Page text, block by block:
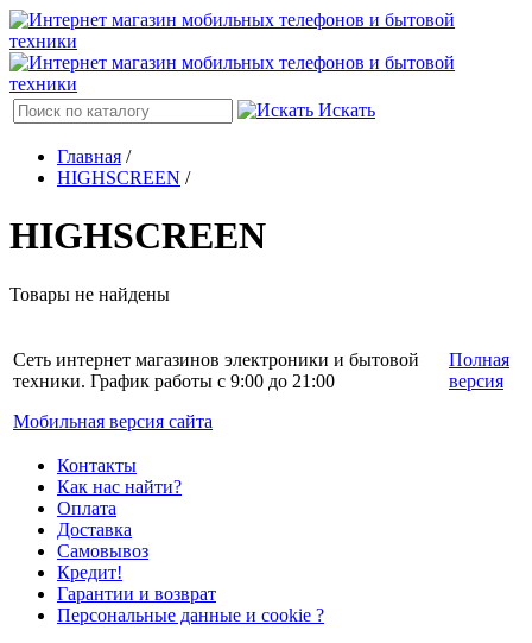
Искать
Главная /
HIGHSCREEN /
HIGHSCREEN
Товары не найдены
Сеть интернет магазинов электроники и бытовой
техники. График работы с 9:00 до 21:00
Мобильная версия сайта
Полная
версия
Контакты
Как нас найти?
Оплата
Доставка
Самовывоз
Кредит!
Гарантии и возврат
Персональные данные и cookie ?